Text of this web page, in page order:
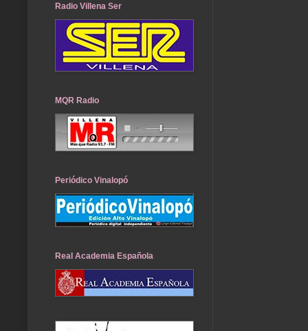
Radio Villena Ser
MQR Radio
Periódico Vinalopó
Real Academia Española